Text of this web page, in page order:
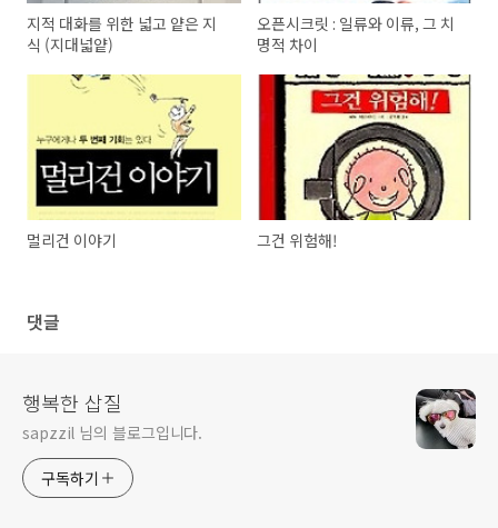
지적 대화를 위한 넓고 얕은 지
식 (지대넓얕)
오픈시크릿 : 일류와 이류, 그 치
명적 차이
멀리건 이야기 그건 위험해!
댓글
행복한 삽질
sapzzil 님의 블로그입니다.
구독하기